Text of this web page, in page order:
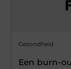
Gezondheid
Een burn-